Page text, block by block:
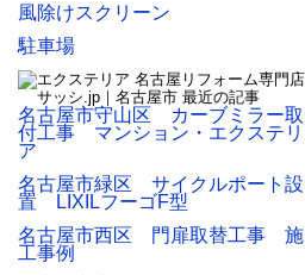
風除けスクリーン
駐車場
名古屋市守山区 カーブミラー取
付工事 マンション・エクステリ
ア
名古屋市緑区 サイクルポート設
置 LIXILフーゴF型
名古屋市西区 門扉取替工事 施
工事例